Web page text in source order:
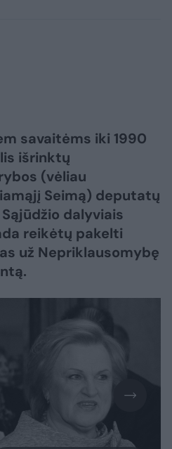
savaitėms iki 1990
išrinktų
(vėliau
Seimą) deputatų
dalyviais
reikėtų pakelti
už Nepriklausomybę